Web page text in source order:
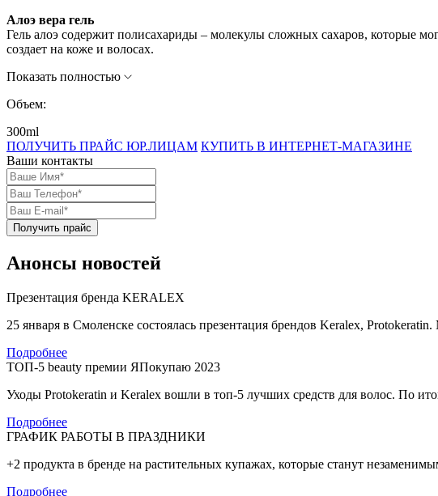
Алоэ вера гель
Гель алоэ содержит полисахариды – молекулы сложных сахаров, которые
создает на коже и волосах.
Показать полностью
Объем:
300ml
ПОЛУЧИТЬ ПРАЙС ЮР.ЛИЦАМ КУПИТЬ В ИНТЕРНЕТ-МАГАЗИНЕ
Ваши контакты
Получить прайс
Анонсы новостей
Презентация бренда KERALEX
25 января в Смоленске состоялась презентация брендов Keralex,
Подробнее
ТОП-5 beauty премии ЯПокупаю 2023
Уходы Protokeratin и Keralex вошли в топ-5 лучших средств для волос. По
Подробнее
ГРАФИК РАБОТЫ В ПРАЗДНИКИ
+2 продукта в бренде на растительных купажах, которые станут
Подробнее